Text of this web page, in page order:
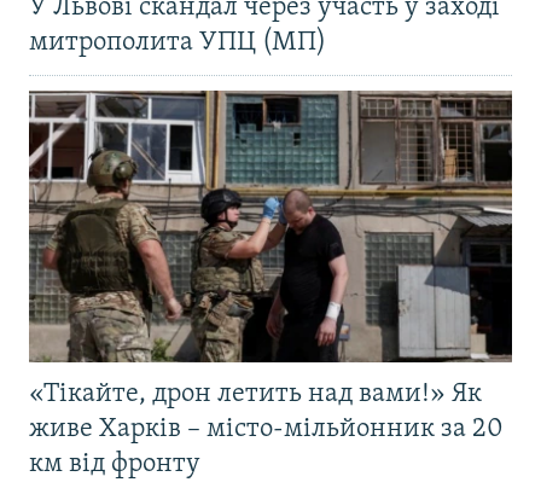
У Львові скандал через участь у заході
митрополита УПЦ (МП)
«Тікайте, дрон летить над вами!» Як
живе Харків – місто-мільйонник за 20
км від фронту